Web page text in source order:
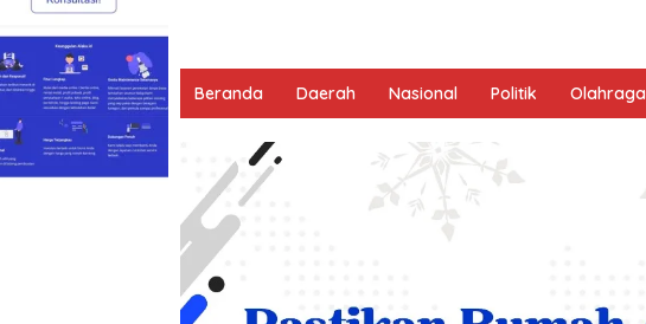
Beranda Daerah Nasional Politik Olahraga